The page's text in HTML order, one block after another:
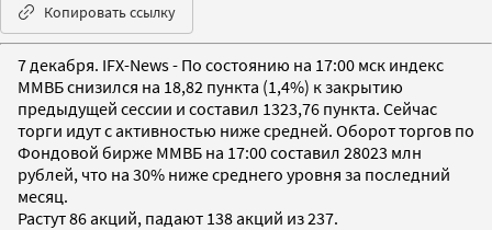
Копировать ссылку
7 декабря. IFX-News - По состоянию на 17:00 мск индекс
ММВБ снизился на 18,82 пункта (1,4%) к закрытию
предыдущей сессии и составил 1323,76 пункта. Сейчас
торги идут c активноcтью ниже средней. Оборот торгов по
Фондовой бирже ММВБ на 17:00 составил 28023 млн
рублей, что на 30% ниже среднего уровня за последний
месяц.
Растут 86 акций, падают 138 акций из 237.